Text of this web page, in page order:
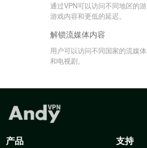
通过VPN可以访问不同地区的
游戏内容和更低的延迟。
解锁流媒体内容
用户可以访问不同国家的流媒
和电视剧。
产品 支持